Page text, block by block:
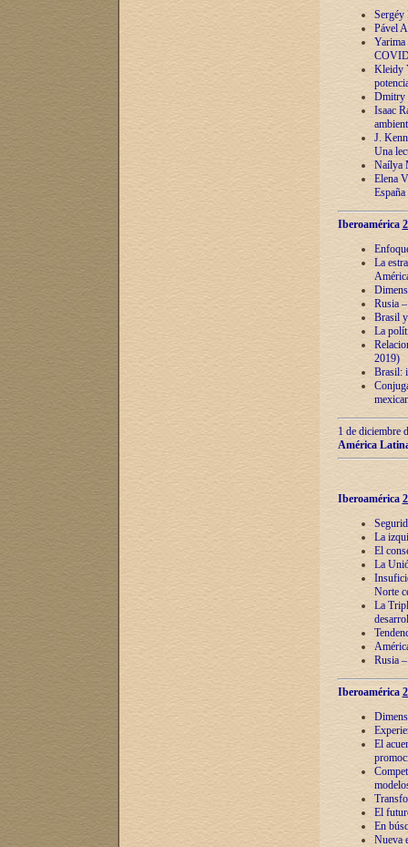
Sergéy
Pável
Yarima
Kleidy
Dmitry
Isaac
J.
Una
Naílya
Elena
España
Iberoamérica
La
Rusia
Brasil
La
2019)
Brasil:
1 de diciembre
América
Iberoamérica
La
El
La
Norte
La
Rusia
Iberoamérica
El
El
En
Nueva